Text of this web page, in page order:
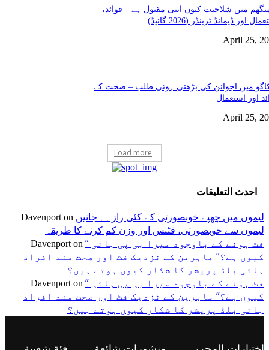
میں شلاجیت کیوں اتنی مقبول ہے – فوائد،
اور ڈیمانڈ ٹرینڈز (2026 گائیڈ)
April 25,
میں اجوائن کی بڑھتی ہوئی طلب – صحت کے
اور استعمال
April 25,
Load more
احدث التعليقات
Davenport on لیموں میں چھپے خوبصورتی کے کئی راز۔۔ جانیں
لیموں سے خوبصورتی، فٹنس اور وزن کم کرنے کا طریقہ
Davenport on ” فٹ ہونے کے باوجود میرا بی پی ہائی
کیوں ہے؟” ماہرین کے نزدیک فٹ اور صحت مند افراد
ہائی بلڈ پریشر کا شکار کیوں ہوتے ہیں؟
Davenport on ” فٹ ہونے کے باوجود میرا بی پی ہائی
کیوں ہے؟” ماہرین کے نزدیک فٹ اور صحت مند افراد
ہائی بلڈ پریشر کا شکار کیوں ہوتے ہیں؟